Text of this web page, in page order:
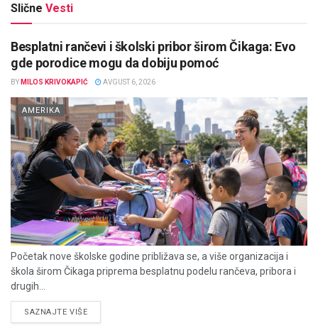
Slične Vesti
Besplatni rančevi i školski pribor širom Čikaga: Evo
gde porodice mogu da dobiju pomoć
BY MILOS KRIVOKAPIĆ AVGUST 6, 2026
AMERIKA
Početak nove školske godine približava se, a više organizacija i
škola širom Čikaga priprema besplatnu podelu rančeva, pribora i
drugih...
SAZNAJTE VIŠEDETAILS